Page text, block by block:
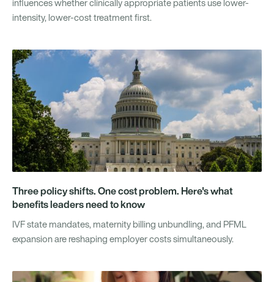
influences whether clinically appropriate patients use lower-
intensity, lower-cost treatment first.
Three policy shifts. One cost problem. Here's what
benefits leaders need to know
IVF state mandates, maternity billing unbundling, and PFML
expansion are reshaping employer costs simultaneously.